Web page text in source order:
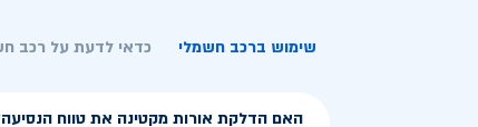
שימוש ברכב חשמלי כדאי לדעת על רכב
האם הדלקת אורות מקטינה את טווח